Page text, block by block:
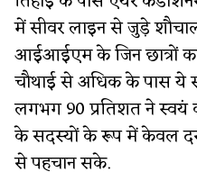
में सीवर लाइन से जुड़े
आईआईएम के जिन छात्रों
चौथाई से अधिक के पास ये
लगभग 90 प्रतिशत ने स्वयं
के सदस्यों के रूप में केवल
से पहचान सके.